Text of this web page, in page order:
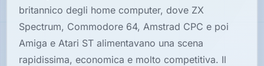
Hardware
britannico degli home computer, dove ZX
Spectrum, Commodore 64, Amstrad CPC e poi
Amiga e Atari ST alimentavano una scena
rapidissima, economica e molto competitiva. Il